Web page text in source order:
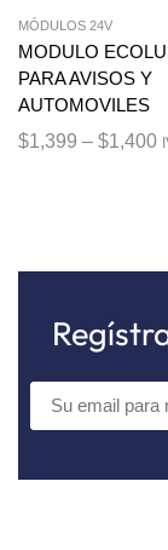
MÓDULOS 24V
MODULO
PARA AVISOS Y
AUTOMOVILES
$1,399 – $1,400